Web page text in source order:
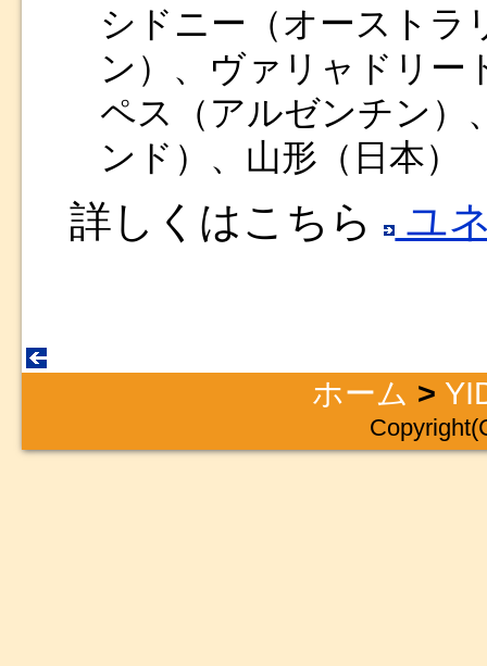
シドニー（オーストラ
ン）、ヴァリャドリー
ペス（アルゼンチン）
ンド）、山形（日本）
詳しくはこちら ユ
ホーム >